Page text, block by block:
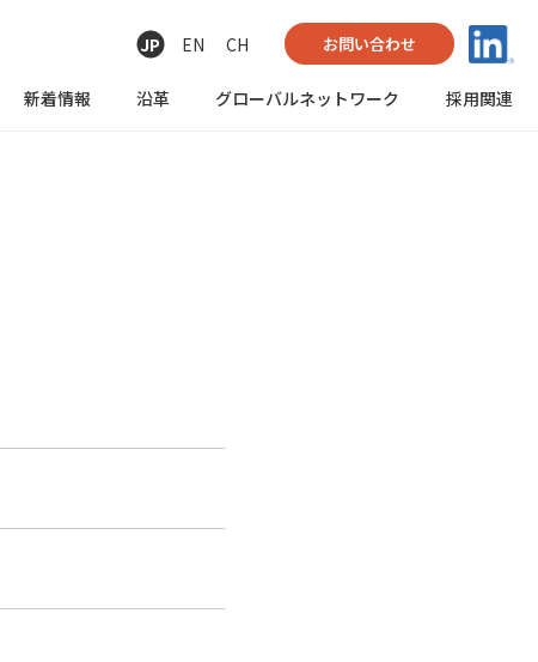
JP EN CH お問い合わせ
新着情報 沿革 グローバルネットワーク 採用関連